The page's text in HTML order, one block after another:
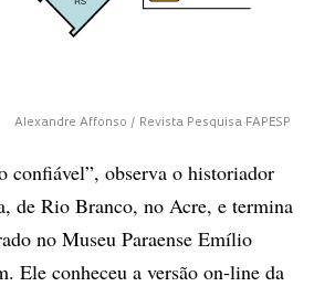
Alexandre Affonso / Revista Pesquisa FAPESP
confiável”, observa o historiador
de Rio Branco, no Acre, e termina
no Museu Paraense Emílio
Ele conheceu a versão on-line da